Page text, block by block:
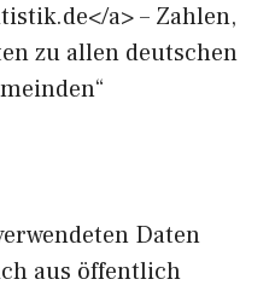
a> – Zahlen,
zu allen deutschen
Daten
aus öffentlich